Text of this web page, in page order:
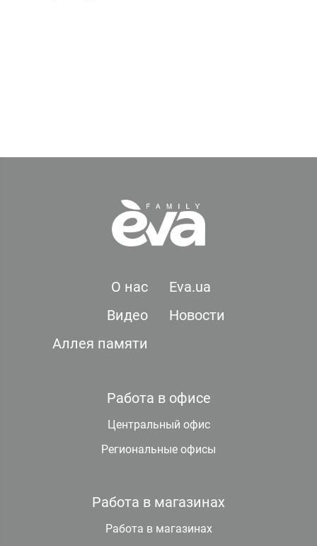
О нас
Eva.ua
Видео
Новости
Аллея памяти
Работа в офисе
Центральный офис
Региональные офисы
Работа в магазинах
Работа в магазинах